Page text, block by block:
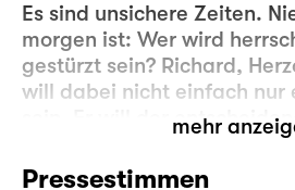
Es sind unsichere Zeiten.
morgen ist: Wer wird
gestürzt sein? Richard,
will dabei nicht einfach nur
sein. Er will dermehr
Pressestimmen